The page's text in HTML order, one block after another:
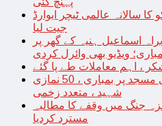
سالانہ عالمی ٹیچر ایوارڈ
جیت لیا
اسماعیل ہنیہ کے گھر پر
ویڈیو بھی وائرل کردی
، اہم معاملات طے پا گئے
غزہ ، قاتل اسرائیلی فوج کی مسجد پر بمباری ، 50 نمازی
شہید ، متعدد زخمی
جنگ میں وقفے کا مطالبہ
مسترد کردیا